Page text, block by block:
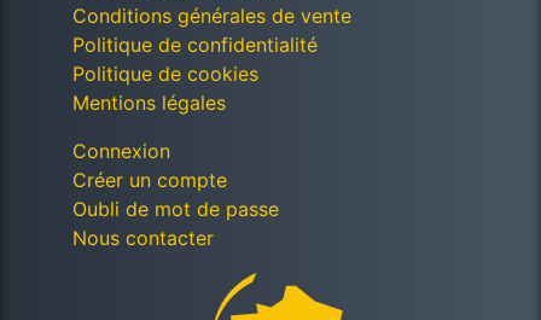
Conditions générales de vente
Politique de confidentialité
Politique de cookies
Mentions légales
Connexion
Créer un compte
Oubli de mot de passe
Nous contacter